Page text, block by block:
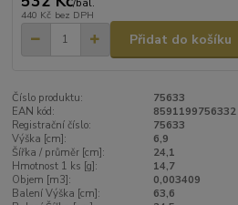
/bal.
440 Kč bez DPH
Přidat do košíku
Číslo produktu:
75633
EAN kód:
8591199756332
Registrační číslo:
75633
Výška [cm]:
6,9
Šířka / průměr [cm]:
24,1
Hmotnost 1 ks [g]:
14,7
Objem [m3]:
0,003409
Balení Výška [cm]:
63,6